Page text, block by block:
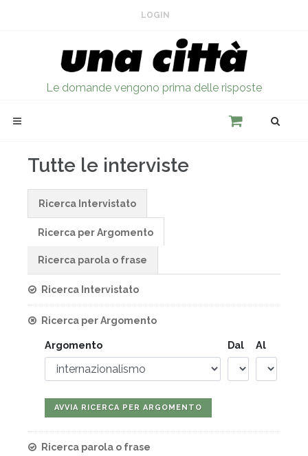
LOGIN
Le domande vengono prima delle risposte
Tutte le interviste
Ricerca Intervistato
Ricerca per Argomento
Ricerca parola o frase
Ricerca Intervistato
Ricerca per Argomento
Argomento Dal Al
Ricerca parola o frase